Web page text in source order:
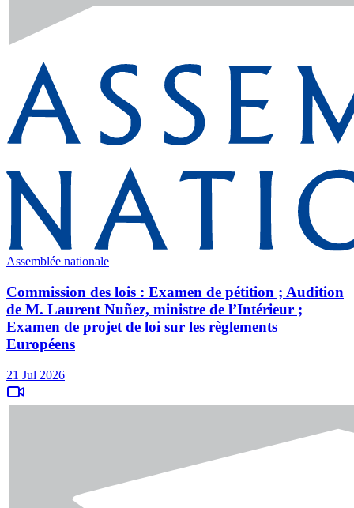
Assemblée nationale
Commission des lois : Examen de pétition ; Audition
de M. Laurent Nuñez, ministre de l’Intérieur ;
Examen de projet de loi sur les règlements
Européens
21 Jul 2026